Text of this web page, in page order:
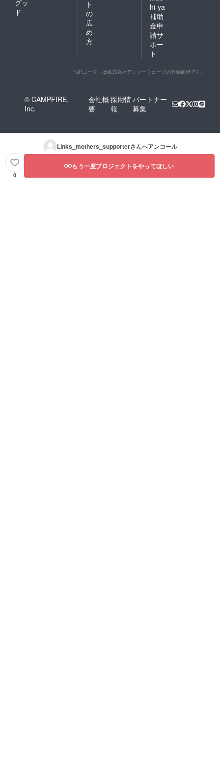
グッ
ド
ト
の
広
め
方
hi-ya
補助
金申
請サ
ポー
ト
「QRコード」は株式会社デンソーウェーブの登録商標です。
© CAMPFIRE,
Inc.
会社概
要
採用情
報
パートナー
募集
Links_mothers_supporterさんへアンコール
0
もう一度プロジェクトをやってほしい